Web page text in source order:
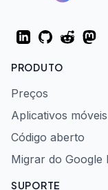
LinkedInGitHubReddit
PRODUTO
Preços
Aplicativos móveis
Código aberto
Migrar do Google
SUPORTE